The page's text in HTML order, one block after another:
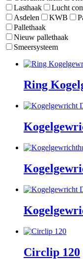
Lasthaak
Lucht
Asdelen
KWB
Pallethaak
Nieuw pallethaak
Smeersysteem
Ring
Circlip 120